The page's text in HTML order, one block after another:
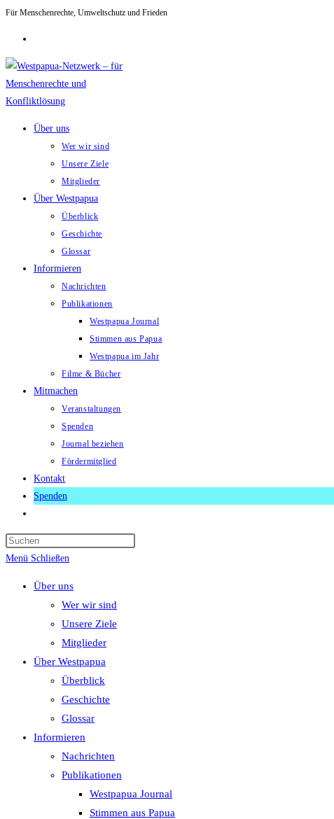
Zum
Für Menschenrechte, Umweltschutz und Frieden
Über uns
Wer wir sind
Unsere Ziele
Mitglieder
Über Westpapua
Überblick
Geschichte
Glossar
Informieren
Nachrichten
Publikationen
Westpapua Journal
Stimmen aus Papua
Westpapua im Jahr
Filme & Bücher
Mitmachen
Veranstaltungen
Spenden
Journal beziehen
Fördermitglied
Kontakt
Spenden
umschalten
Menü Schließen
Über uns
Wer wir sind
Unsere Ziele
Mitglieder
Über Westpapua
Überblick
Geschichte
Glossar
Informieren
Nachrichten
Publikationen
Westpapua Journal
Stimmen aus Papua